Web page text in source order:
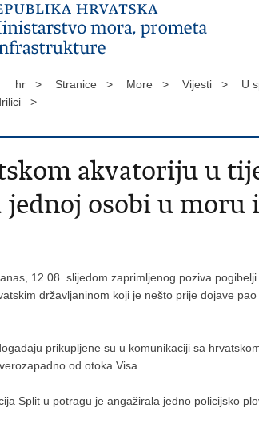
hr > Stranice > More > Vijesti >
U
>
akvatoriju u
jednoj osobi u
12.08. slijedom zaprimljenog poziva
državljaninom koji je nešto prije dojave
prikupljene su u komunikaciji sa
od otoka Visa.
Split u potragu je angažirala jedno policijsko